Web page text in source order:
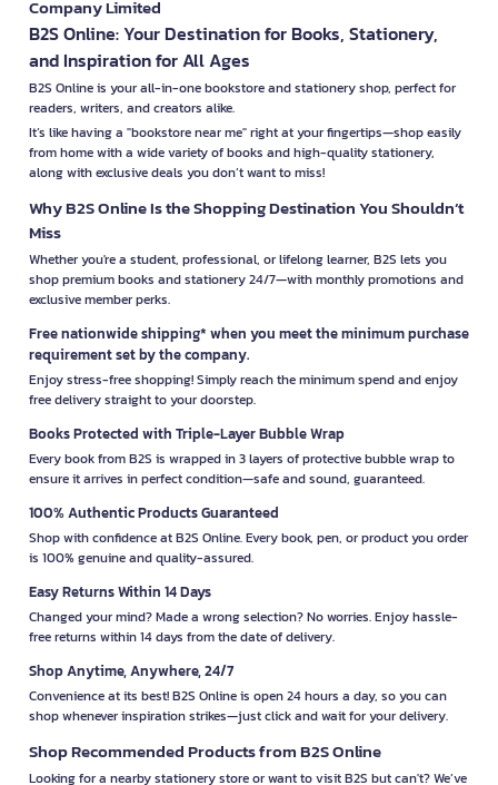
Company Limited
B2S Online: Your Destination for Books, Stationery,
and Inspiration for All Ages
B2S Online is your all-in-one bookstore and stationery shop, perfect for
readers, writers, and creators alike.
It’s like having a "bookstore near me" right at your fingertips—shop easily
from home with a wide variety of books and high-quality stationery,
along with exclusive deals you don’t want to miss!
Why B2S Online Is the Shopping Destination You Shouldn’t
Miss
Whether you're a student, professional, or lifelong learner, B2S lets you
shop premium books and stationery 24/7—with monthly promotions and
exclusive member perks.
Free nationwide shipping* when you meet the minimum purchase
requirement set by the company.
Enjoy stress-free shopping! Simply reach the minimum spend and enjoy
free delivery straight to your doorstep.
Books Protected with Triple-Layer Bubble Wrap
Every book from B2S is wrapped in 3 layers of protective bubble wrap to
ensure it arrives in perfect condition—safe and sound, guaranteed.
100% Authentic Products Guaranteed
Shop with confidence at B2S Online. Every book, pen, or product you order
is 100% genuine and quality-assured.
Easy Returns Within 14 Days
Changed your mind? Made a wrong selection? No worries. Enjoy hassle-
free returns within 14 days from the date of delivery.
Shop Anytime, Anywhere, 24/7
Convenience at its best! B2S Online is open 24 hours a day, so you can
shop whenever inspiration strikes—just click and wait for your delivery.
Shop Recommended Products from B2S Online
Looking for a nearby stationery store or want to visit B2S but can't? We’ve